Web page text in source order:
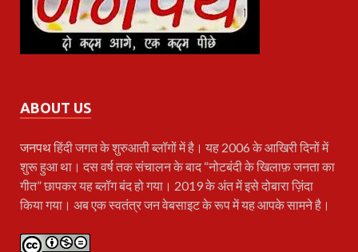
ABOUT US
जनपथहिंदी जगत के शुरुआती ब्लॉगों में है। यह 2006 के आखिरी दिनों में
शुरू हुआ था। दस वर्ष तक संचालन के बाद “नोटबंदी के खिलाफ़ जनता का
गीत” छापकर यह ब्लॉग बंद हो गया। 2019 के अंत में इसे दोबारा ज़िंदा
किया गया। अब एक स्वतंत्र जन वेबसाइट के रूप में यह आपके सामने है।